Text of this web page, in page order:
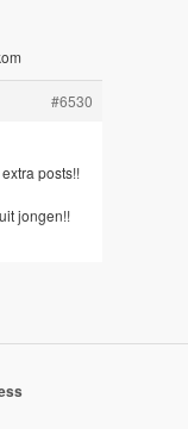
#6530
posts!!
jongen!!